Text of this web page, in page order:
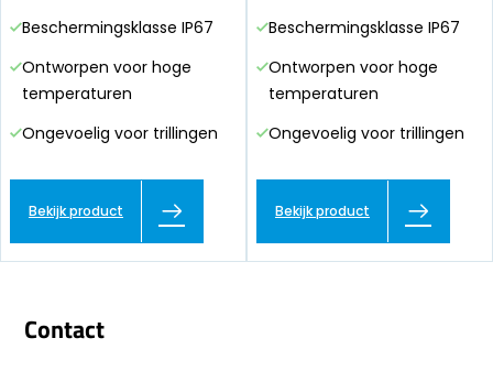
Beschermingsklasse IP67
Ontworpen voor hoge
temperaturen
Ongevoelig voor trillingen
Bekijk product
Beschermingsklasse IP67
Ontworpen voor hoge
temperaturen
Ongevoelig voor trillingen
Bekijk product
Contact